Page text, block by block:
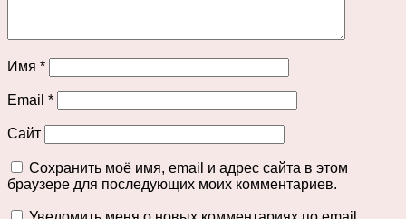
Имя *
Email *
Сайт
Сохранить моё имя, email и адрес сайта в этом
браузере для последующих моих комментариев.